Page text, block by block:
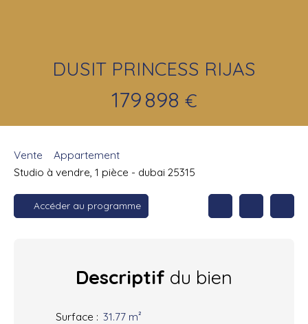
DUSIT PRINCESS RIJAS
179 898 €
Vente
Appartement
Studio à vendre, 1 pièce - dubai 25315
Accéder au programme
Descriptif du bien
Surface : 31.77 m²